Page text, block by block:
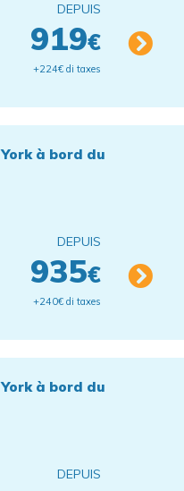
DEPUIS
919€
+224€ di taxes
à bord du
DEPUIS
935€
+240€ di taxes
à bord du
DEPUIS